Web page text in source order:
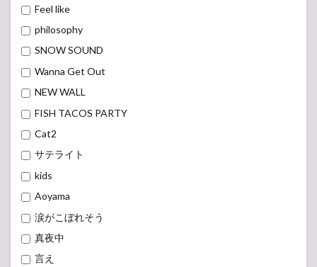
Feel like
philosophy
SNOW SOUND
Wanna Get Out
NEW WALL
FISH TACOS PARTY
Cat2
サテライト
kids
Aoyama
涙がこぼれそう
真夜中
言え